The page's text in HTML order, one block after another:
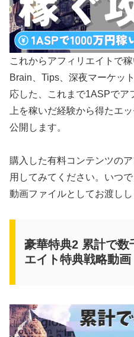
これからアフィリエイトで
Brain、Tips、深夜マーケッ
応した、これまで1ASPでア
上を稼いだ経験から得たエ
公開します。
購入した有料コンテンツの
用してみてください。いつ
動画ファイルとしてお渡しし
豪華特典2 累計で数
エイト特典戦略動画